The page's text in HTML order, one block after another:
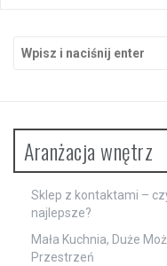
Aranżacja wnętrz
Sklep z kontaktami –
najlepsze?
Mała Kuchnia, Duże
Przestrzeń